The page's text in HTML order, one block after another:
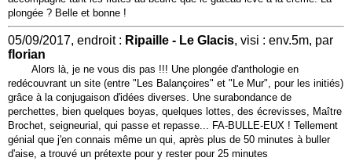
plongée ? Belle et bonne !
05/09/2017, endroit : Ripaille - Le Glacis, visi : env.5m, par
florian
Alors là, je ne vous dis pas !!! Une plongée d'anthologie en
redécouvrant un site (entre "Les Balançoires" et "Le Mur", pour les initiés)
grâce à la conjugaison d'idées diverses. Une surabondance de
perchettes, bien quelques boyas, quelques lottes, des écrevisses, Maître
Brochet, seigneurial, qui passe et repasse... FA-BULLE-EUX ! Tellement
génial que j'en connais même un qui, après plus de 50 minutes à buller
d'aise, a trouvé un prétexte pour y rester pour 25 minutes